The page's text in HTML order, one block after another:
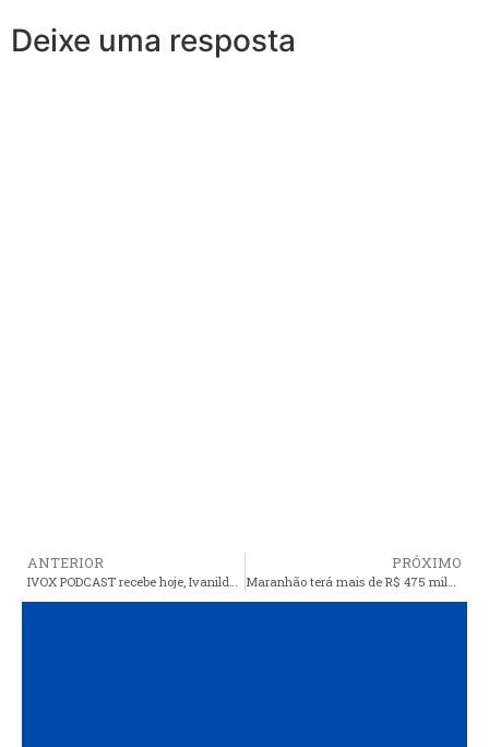
Deixe uma resposta
ANTERIOR
IVOX PODCAST recebe hoje, Ivanildo Ribeiro, empresário e professor da Rede Pública Municipal de Araioses
PRÓXIMO
Maranhão terá mais de R$ 475 milhões para a educação com acordo sobre Fundef